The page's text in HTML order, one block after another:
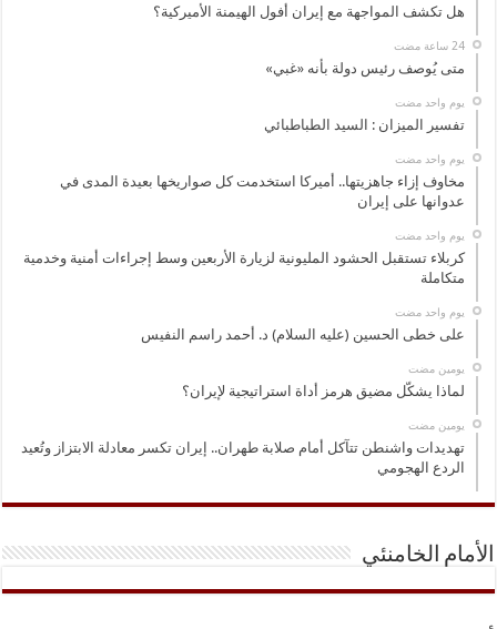
هل تكشف المواجهة مع إيران أفول الهيمنة الأميركية؟
‏24 ساعة مضت
متى يُوصف رئيس دولة بأنه «غبي»
‏يوم واحد مضت
تفسير الميزان : السيد الطباطبائي
‏يوم واحد مضت
مخاوف إزاء جاهزيتها.. أميركا استخدمت كل صواريخها بعيدة المدى في
عدوانها على إيران
‏يوم واحد مضت
كربلاء تستقبل الحشود المليونية لزيارة الأربعين وسط إجراءات أمنية وخدمية
متكاملة
‏يوم واحد مضت
على خطى الحسين (عليه السلام) د. أحمد راسم النفيس
‏يومين مضت
لماذا يشكّل مضيق هرمز أداة استراتيجية لإيران؟
‏يومين مضت
تهديدات واشنطن تتآكل أمام صلابة طهران.. إيران تكسر معادلة الابتزاز وتُعيد
الردع الهجومي
الأمام الخامنئي